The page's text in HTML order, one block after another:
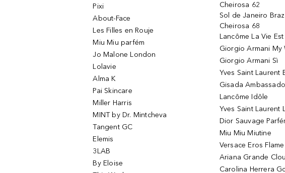
Pixi
About-Face
Les Filles en Rouje
Miu Miu parfém
Jo Malone London
Lolavie
Alma K
Pai Skincare
Miller Harris
MINT by Dr. Mintcheva
Tangent GC
Elemis
3LAB
By Eloise
Cheirosa 62
Sol de Janeiro
Cheirosa 68
Lancôme La Vie Est
Giorgio Armani My
Giorgio Armani Sì
Yves Saint Laurent
Gisada
Lancôme Idôle
Yves Saint Laurent
Dior Sauvage
Miu Miu Miutine
Versace Eros Flame
Ariana Grande
Carolina Herrera